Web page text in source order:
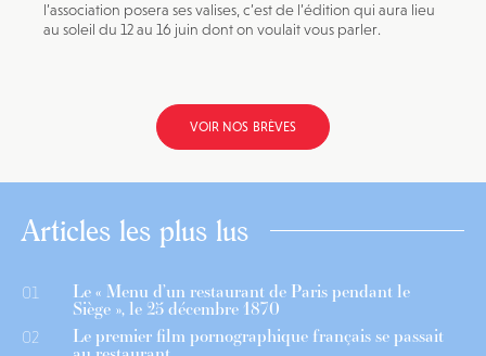
l’association posera ses valises, c’est de l’édition qui aura lieu
au soleil du 12 au 16 juin dont on voulait vous parler.
VOIR NOS BRÈVES
Articles les plus lus
01 Le « Menu d’un restaurant de Paris pendant le
Siège », le 25 décembre 1870
02 Le premier film pornographique français se passait